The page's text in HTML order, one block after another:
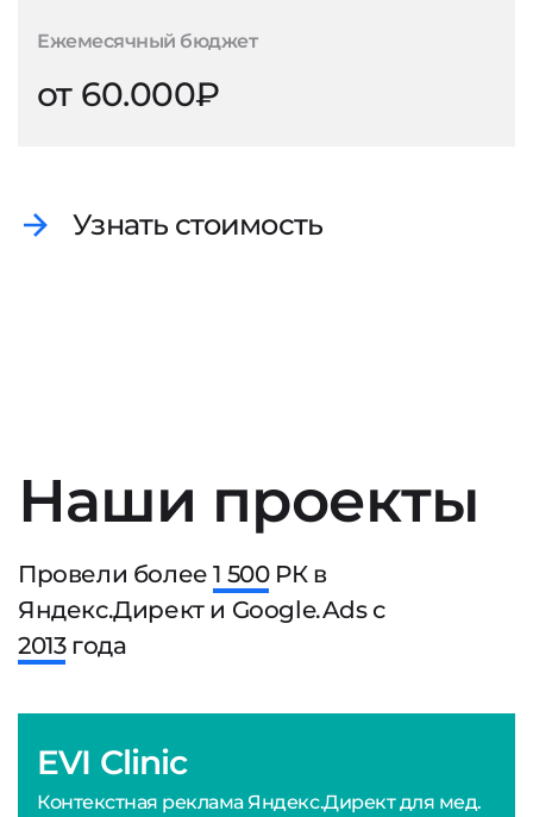
Ежемесячный бюджет
от 60.000₽
Узнать стоимость
Наши проекты
Провели более1 500РК в
Яндекс.Директ и Google.Ads с
2013года
EVI Clinic
Контекстная реклама Яндекс.Директ для мед.